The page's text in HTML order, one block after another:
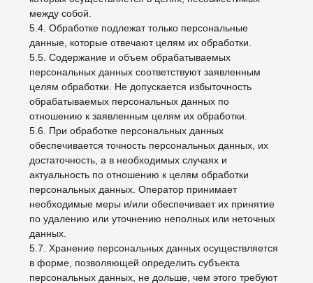
8.1. Оператор обеспечивает сохранность
персональных данных и принимает все возможные
неуполномоченных лиц.
8.2. Персональные данные Пользователя никогда, ни
за исключением случаев, связанных с исполнением
действующего законодательства либо в случае, если
субъектом персональных данных дано согласие
исполнения обязательств по гражданско-правовому
договору.
8.3. В случае выявления неточностей в персональных
данных, Пользователь может актуализировать их
самостоятельно, путем направления Оператору
уведомление на адрес электронной почты Оператора
персональных данных».
8.4. Срок обработки персональных данных
собраны персональные данные, если иной срок не
предусмотрен договором или действующим
законодательством.
согласие на обработку персональных данных,
направив Оператору уведомление посредством